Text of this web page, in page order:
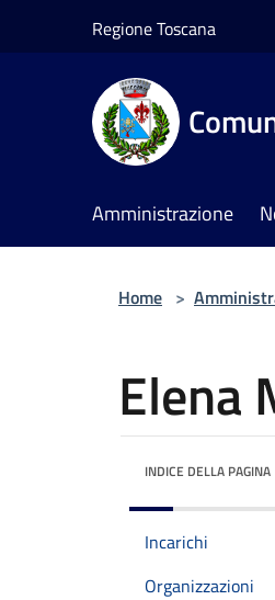
Regione Toscana
Amministrazione
Home >
Elena
INDICE DELLA PAGINA
Incarichi
Organizzazioni